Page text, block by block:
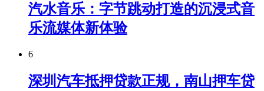
汽水音乐：字节跳动打造的沉浸式音
乐流媒体新体验
6
深圳汽车抵押贷款正规，南山押车贷